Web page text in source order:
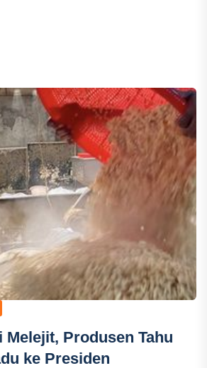
Melejit, Produsen Tahu
ke Presiden